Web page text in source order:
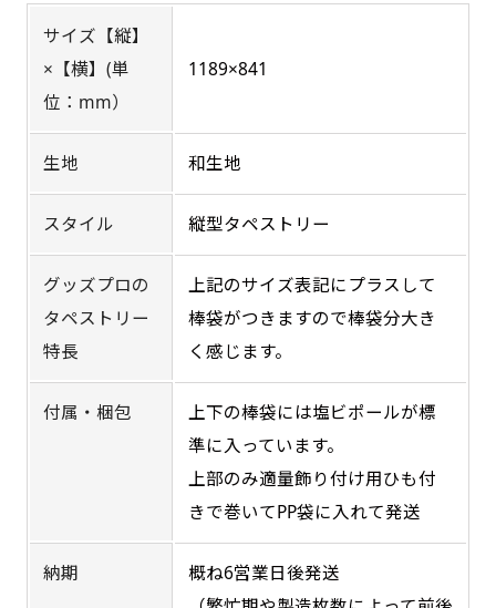
サイズ【縦】
×【横】(単
位：mm）
1189×841
生地 和生地
スタイル 縦型タペストリー
グッズプロの
タペストリー
特長
上記のサイズ表記にプラスして
棒袋がつきますので棒袋分大き
く感じます。
付属・梱包
上下の棒袋には塩ビポールが標
準に入っています。
上部のみ適量飾り付け用ひも付
きで巻いてPP袋に入れて発送
納期
概ね6営業日後発送
デザインアレンジ［ +2,498円 ］
デザインの色や文字等が変更いただけます。
店内用です。お客さんの歩行や陳列した商品の邪
魔になりにくいのがポイントです。ハーフ用のポ
ールが必要です。
ミニ(10x30)
台座タイプ・吸盤タイプ・クリップタイプがござ
います。レジカウンターや商品棚にぴったりで
す。かわいいい＆おしゃれなのぼりです。台はセ
ットでついてます。
店内用です。お客さんの歩行や陳列した商品の邪
魔になりにくいのがポイントです。ハーフ用のポ
ールが必要です。
ミニ(30x10)
台座タイプ・吸盤タイプ・クリップタイプがござ
います。レジカウンターや商品棚にぴったりで
す。かわいいい＆おしゃれなのぼりです。台はセ
ットでついてます。